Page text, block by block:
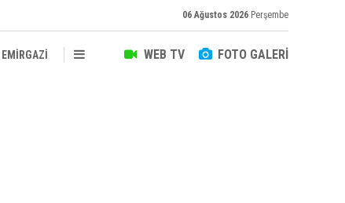
06 Ağustos 2026 Perşembe
WEB TV FOTO GALERİ
EMİRGAZİ